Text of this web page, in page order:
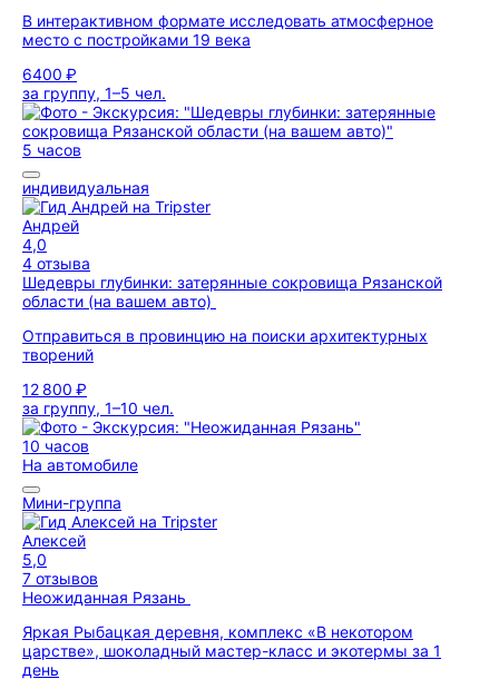
В интерактивном формате исследовать атмосферное
место с постройками 19 века
6400 ₽
за группу, 1–5 чел.
5 часов
индивидуальная
Андрей
4,0
4 отзыва
Шедевры глубинки: затерянные сокровища Рязанской
области (на вашем авто)
Отправиться в провинцию на поиски архитектурных
творений
12 800 ₽
за группу, 1–10 чел.
10 часов
На автомобиле
Мини-группа
Алексей
5,0
7 отзывов
Неожиданная Рязань
Яркая Рыбацкая деревня, комплекс «В некотором
царстве», шоколадный мастер-класс и экотермы за 1
день